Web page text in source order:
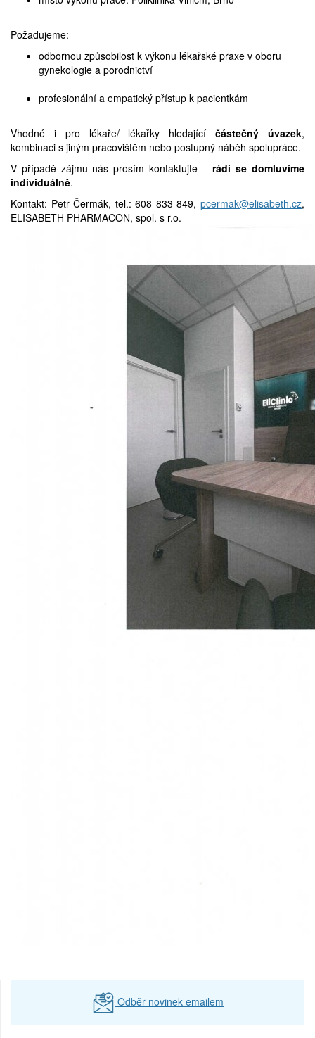
Požadujeme:
odbornou způsobilost k výkonu lékařské praxe v oboru
gynekologie a porodnictví
profesionální a empatický přístup k pacientkám
Vhodné i pro lékaře/ lékařky hledajícíčástečný úvazek,
kombinaci s jiným pracovištěm nebo postupný náběh spolupráce.
V případě zájmu nás prosím kontaktujte –rádi se domluvíme
individuálně.
Kontakt: Petr Čermák, tel.: 608 833 849, pcermak@elisabeth.cz,
ELISABETH PHARMACON, spol. s r.o.
Odběr novinek emailem